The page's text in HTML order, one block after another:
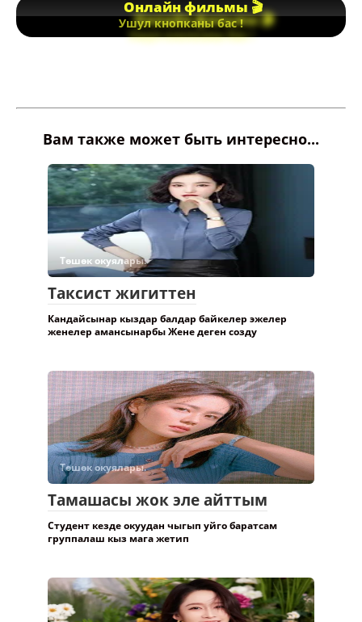
Онлайн фильмы 🎬
Ушул кнопканы бас !
Вам также может быть интересно...
Төшөк окуялары.
Таксист жигиттен
Кандайсынар кыздар балдар байкелер эжелер
Төшөк окуялары.
Тамашасы жок эле айттым
Студент кезде окуудан чыгып уйго баратсам